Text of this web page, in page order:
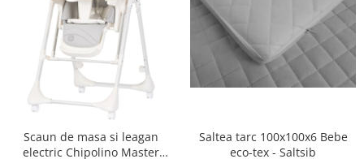
Saltele mici
Saltele de la 120 x 60 cm
Saltele de la 140 x 70 cm
Saltele 127 x 63 cm
Saltele de la 160 x 80 cm
Lenjerii patuturi
Lenjerii patut 120 x 60 cm
Scaun de masa si leagan
electric Chipolino Master
Saltea tarc 100x100x6 Bebe
eco-tex - Saltsib